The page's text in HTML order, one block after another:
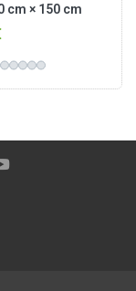
cm × 150 cm